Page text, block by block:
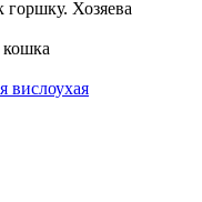
Хозяева
вислоухая